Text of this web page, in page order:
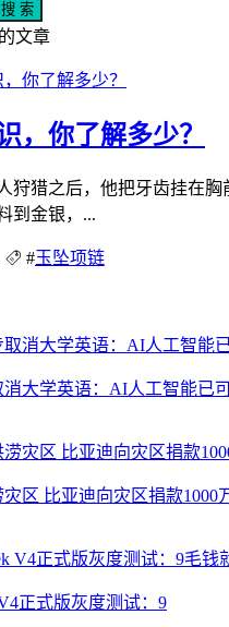
搜 索
文章
，你了解多少？
猎之后，他把牙齿挂在胸
到金银，...
#玉坠项链
大学英语：AI人工智能已
区 比亚迪向灾区捐款1000
正式版灰度测试：9